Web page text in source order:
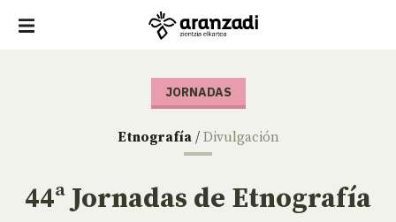
JORNADAS
Etnografía/ Divulgación
44ª Jornadas de Etnografía